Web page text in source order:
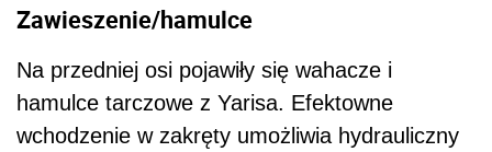
Zawieszenie/hamulce
Na przedniej osi pojawiły się wahacze i
hamulce tarczowe z Yarisa. Efektowne
wchodzenie w zakręty umożliwia hydrauliczny